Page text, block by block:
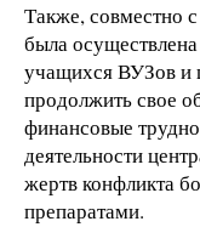
Также, совместно
была
учащихся ВУЗов и
продолжить свое
финансовые
деятельности
жертв конфликта
препаратами.